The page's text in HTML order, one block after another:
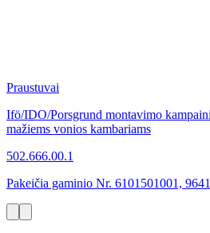
Praustuvai
Ifö/IDO/Porsgrund montavimo
mažiems vonios kambariams
502.666.00.1
Pakeičia gaminio Nr. 6101501001,